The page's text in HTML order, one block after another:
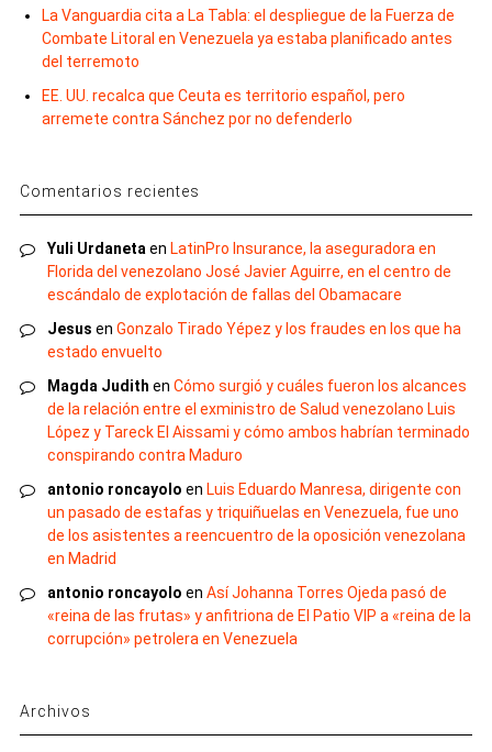
La Vanguardia cita a La Tabla: el despliegue de la Fuerza de
Combate Litoral en Venezuela ya estaba planificado antes
del terremoto
EE. UU. recalca que Ceuta es territorio español, pero
arremete contra Sánchez por no defenderlo
Comentarios recientes
Yuli Urdaneta en LatinPro Insurance, la aseguradora en
Florida del venezolano José Javier Aguirre, en el centro de
escándalo de explotación de fallas del Obamacare
Jesus en Gonzalo Tirado Yépez y los fraudes en los que ha
estado envuelto
Magda Judith en Cómo surgió y cuáles fueron los alcances
de la relación entre el exministro de Salud venezolano Luis
López y Tareck El Aissami y cómo ambos habrían terminado
conspirando contra Maduro
antonio roncayolo en Luis Eduardo Manresa, dirigente con
un pasado de estafas y triquiñuelas en Venezuela, fue uno
de los asistentes a reencuentro de la oposición venezolana
en Madrid
antonio roncayolo en Así Johanna Torres Ojeda pasó de
«reina de las frutas» y anfitriona de El Patio VIP a «reina de la
corrupción» petrolera en Venezuela
Archivos